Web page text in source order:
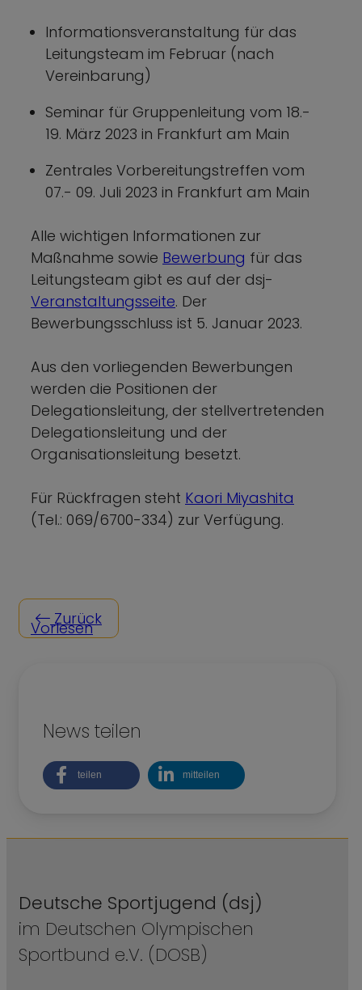
Informationsveranstaltung für das
Leitungsteam im Februar (nach
Vereinbarung)
Seminar für Gruppenleitung vom 18.-
19. März 2023 in Frankfurt am Main
Zentrales Vorbereitungstreffen vom
07.- 09. Juli 2023 in Frankfurt am Main
Alle wichtigen Informationen zur
Maßnahme sowie Bewerbung für das
Leitungsteam gibt es auf der dsj-
Veranstaltungsseite. Der
Bewerbungsschluss ist 5. Januar 2023.
Aus den vorliegenden Bewerbungen
werden die Positionen der
Delegationsleitung, der stellvertretenden
Delegationsleitung und der
Organisationsleitung besetzt.
Für Rückfragen steht Kaori Miyashita
(Tel.: 069/6700-334) zur Verfügung.
Zurück
Vorlesen
News teilen
teilen mitteilen
Deutsche Sportjugend (dsj)
im Deutschen Olympischen
Sportbund e.V. (DOSB)